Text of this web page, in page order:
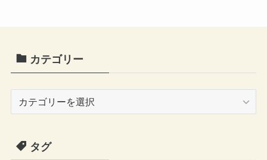
カテゴリー
ゴ
タグ